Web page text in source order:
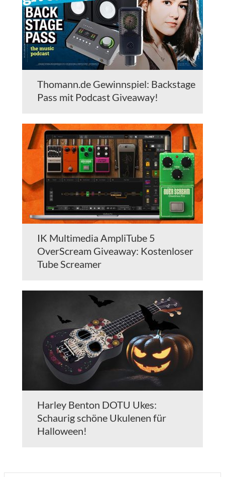
Thomann.de Gewinnspiel: Backstage
Pass mit Podcast Giveaway!
IK Multimedia AmpliTube 5
OverScream Giveaway: Kostenloser
Tube Screamer
Harley Benton DOTU Ukes:
Schaurig schöne Ukulenen für
Halloween!